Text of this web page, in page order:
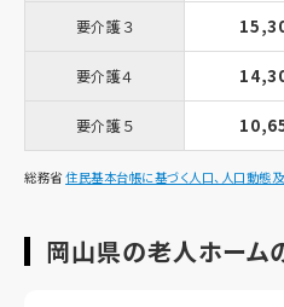
要介護３
要介護４
要介護５
総務省住民基本台帳に基づく人口、人口動態
岡山県の老人ホーム